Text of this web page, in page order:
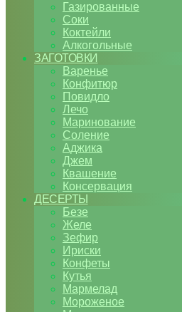
Газированные
Соки
Коктейли
Алкогольные
ЗАГОТОВКИ
Варенье
Конфитюр
Повидло
Лечо
Маринование
Соление
Аджика
Джем
Квашение
Консервация
ДЕСЕРТЫ
Безе
Желе
Зефир
Ириски
Конфеты
Кутья
Мармелад
Мороженое